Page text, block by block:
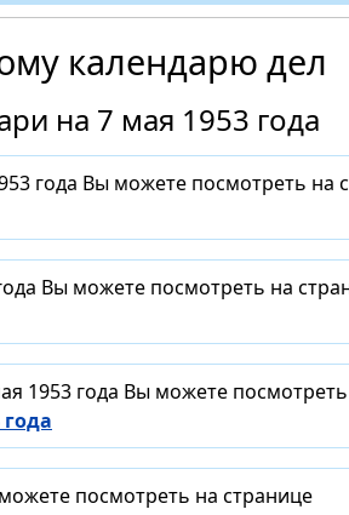
календарю дел
на 7 мая 1953 года
года Вы можете посмотреть на
Вы можете посмотреть на
1953 года Вы можете
посмотреть на странице